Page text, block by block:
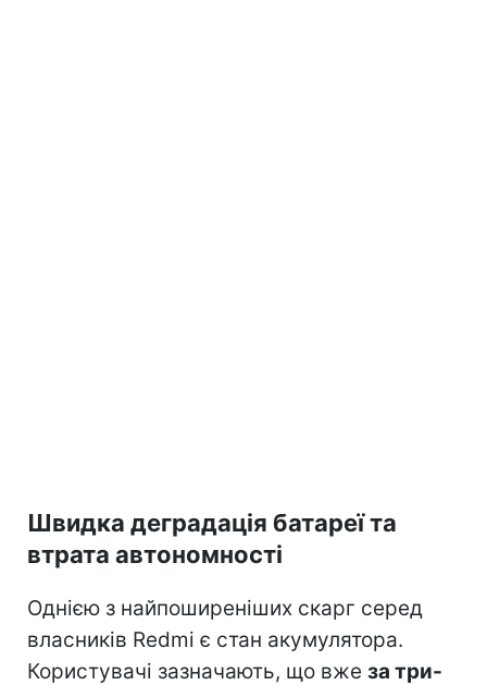
Швидка деградація батареї та
втрата автономності
Однією з найпоширеніших скарг серед
власників Redmi є стан акумулятора.
Користувачі зазначають, що вже за три-